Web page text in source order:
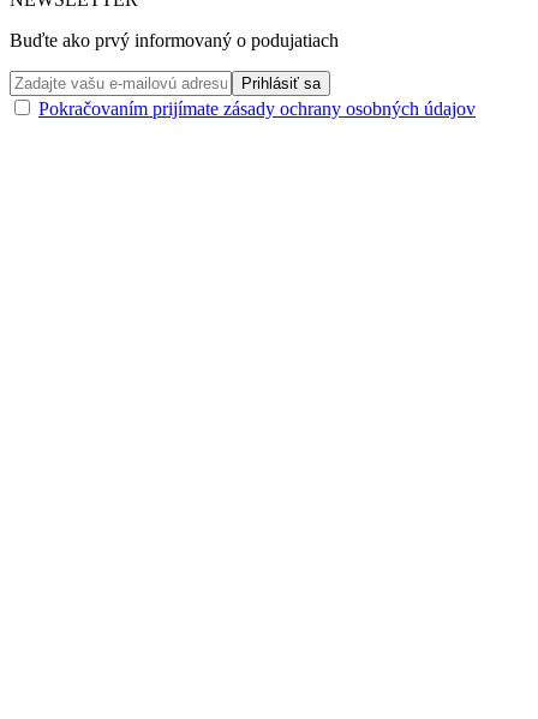
Buďte ako prvý informovaný o podujatiach
Pokračovaním prijímate zásady ochrany osobných údajov